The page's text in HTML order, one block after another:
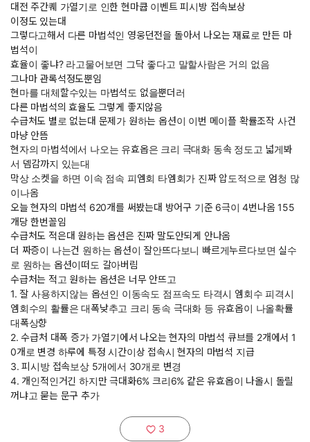
대전 주간퀘 가열기로 인한 현마큡 이벤트 피시방 접속보상
이정도 있는대
그렇다고해서 다른 마법석인 영웅던전을 돌아서 나오는 재료로 만든 마
법석이
효율이 좋냐? 라고물어보면 그닥 좋다고 말할사람은 거의 없음
그나마 관록석정도뿐임
현마를 대체할수있는 마법석도 없을뿐더러
다른 마법석의 효율도 그렇게 좋지않음
수급처도 별로 없는대 문제가 원하는 옵션이 이번 메이플 확률조작 사건
마냥 안뜸
현자의 마법석에서 나오는 유효옵은 크리 극대화 동속 정도고 넓게봐
서 뎀감까지 있는대
막상 소켓을 하면 이속 점속 피엠회 타엠회가 진짜 압도적으로 엄청 많
이나옴
오늘 현자의 마법석 620개를 써봤는대 방어구 기준 6극이 4번나옴 155
개당 한번꼴임
수급처도 적은대 원하는 옵션은 진짜 말도안되게 안나옴
더 짜증이 나는건 원하는 옵션이 잘안뜨다보니 빠르게누르다보면 실수
로 원하는 옵션이떠도 갈아버림
수급처는 적고 원하는 옵션은 너무 안뜨고
1. 잘 사용하지않는 옵션인 이동속도 점프속도 타격시 엠회수 피격시
엠회수의 활률은 대폭낮추고 크리 동속 극대화 등 유효옵이 나올확률
대폭상향
2. 수급처 대폭 증가 가열기에서 나오는 현자의 마법석 큐브를 2개에서 1
0개로 변경 하루에 특정 시간이상 접속시 현자의 마법석 지급
3. 피시방 접속보상 5개에서 30개로 변경
4. 개인적인거긴 하지만 극대화6% 크리6% 같은 유효옵이 나올시 돌릴
꺼냐고 묻는 문구 추가
추천하기:
3